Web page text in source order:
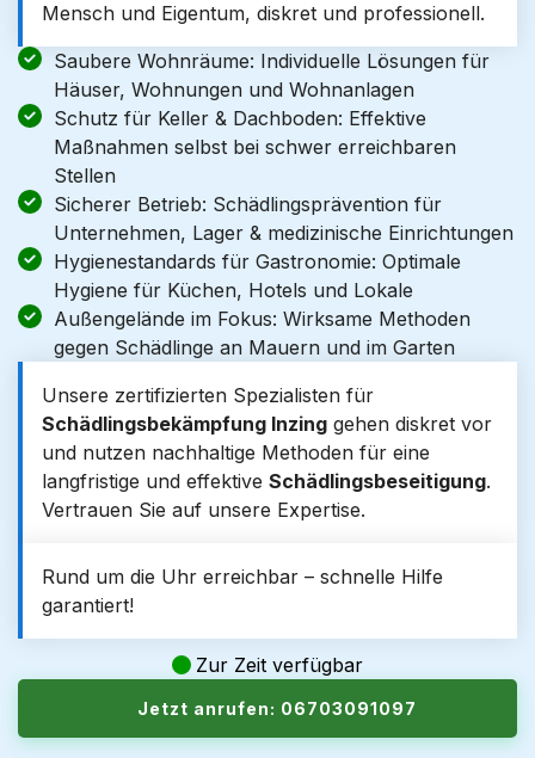
Mensch und Eigentum, diskret und professionell.
Saubere Wohnräume: Individuelle Lösungen für
Häuser, Wohnungen und Wohnanlagen
Schutz für Keller & Dachboden: Effektive
Maßnahmen selbst bei schwer erreichbaren
Stellen
Sicherer Betrieb: Schädlingsprävention für
Unternehmen, Lager & medizinische Einrichtungen
Hygienestandards für Gastronomie: Optimale
Hygiene für Küchen, Hotels und Lokale
Außengelände im Fokus: Wirksame Methoden
gegen Schädlinge an Mauern und im Garten
Unsere zertifizierten Spezialisten für
Schädlingsbekämpfung Inzing gehen diskret vor
und nutzen nachhaltige Methoden für eine
langfristige und effektive Schädlingsbeseitigung.
Vertrauen Sie auf unsere Expertise.
Rund um die Uhr erreichbar – schnelle Hilfe
garantiert!
Zur Zeit verfügbar
Jetzt anrufen: 06703091097